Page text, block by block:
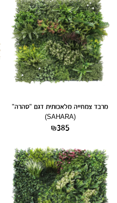
מרבד צמחייה מלאכותית דגם "סהרה"
(SAHARA)
₪385